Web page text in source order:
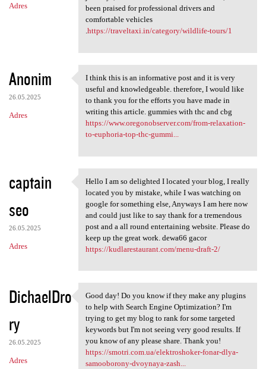
Adres
been praised for professional drivers and
comfortable vehicles
.https://traveltaxi.in/category/wildlife-tours/1
Anonim
26.05.2025
Adres
I think this is an
I think this is an informative post and it is very
useful and knowledgeable. therefore, I would like
to thank you for the efforts you have made in
writing this article. gummies with thc and cbg
https://www.oregonobserver.com/from-relaxation-
to-euphoria-top-thc-gummi...
captain
seo
26.05.2025
Adres
Hello I am so delighted I
Hello I am so delighted I located your blog, I really
located you by mistake, while I was watching on
google for something else, Anyways I am here now
and could just like to say thank for a tremendous
post and a all round entertaining website. Please do
keep up the great work. dewa66 gacor
https://kudlarestaurant.com/menu-draft-2/
DichaelDro
ry
26.05.2025
Adres
Good day! Do you know if they
Good day! Do you know if they make any plugins
to help with Search Engine Optimization? I'm
trying to get my blog to rank for some targeted
keywords but I'm not seeing very good results. If
you know of any please share. Thank you!
https://smotri.com.ua/elektroshoker-fonar-dlya-
samooborony-dvoynaya-zash...